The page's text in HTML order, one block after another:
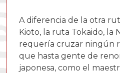
A diferencia de la otra
Kioto, la ruta Tokaido, la
requería cruzar ningún
que hasta gente de
japonesa, como el